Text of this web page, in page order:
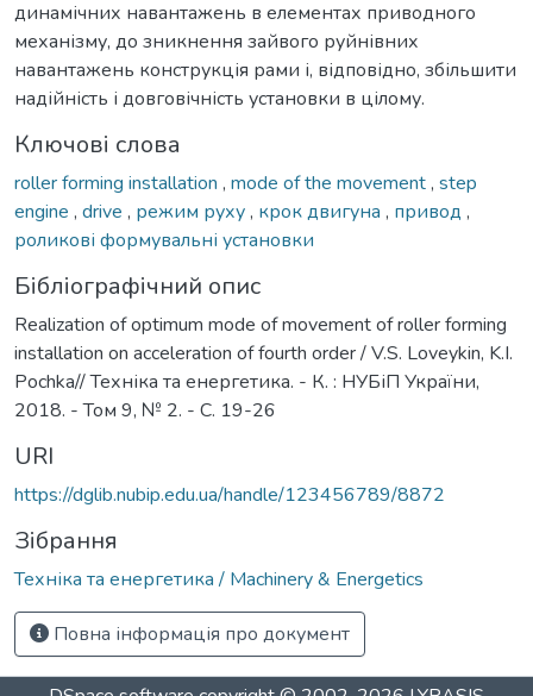
динамічних навантажень в елементах приводного
механізму, до зникнення зайвого руйнівних
навантажень конструкція рами і, відповідно, збільшити
надійність і довговічність установки в цілому.
Ключові слова
roller forming installation , mode of the movement, step
engine , drive , режим руху, крок двигуна , привод ,
роликові формувальні установки
Бібліографічний опис
Realization of optimum mode of movement of roller forming
installation on acceleration of fourth order / V.S. Loveykin, K.I.
Pochka// Техніка та енергетика. - К. : НУБіП України,
2018. - Том 9, № 2. - С. 19-26
URI
https://dglib.nubip.edu.ua/handle/123456789/8872
Зібрання
Техніка та енергетика / Machinery & Energetics
Повна інформація про документ